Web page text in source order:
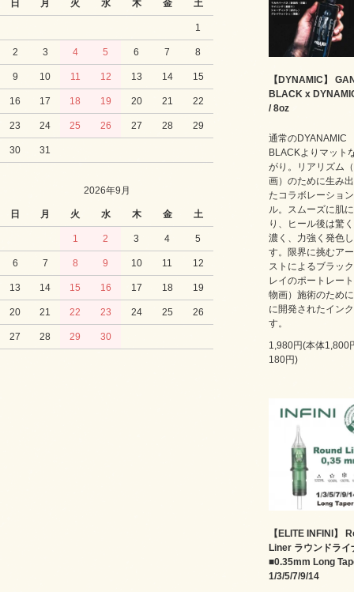
日 月 火 水 木 金 土
1
2 3 4 5 6 7 8
9 10 11 12 13 14 15
16 17 18 19 20 21 22
23 24 25 26 27 28 29
30 31
2026年9月
日 月 火 水 木 金 土
1 2 3 4 5
6 7 8 9 10 11 12
13 14 15 16 17 18 19
20 21 22 23 24 25 26
27 28 29 30
【DYNAMIC】
BLACK x
/ 8oz
通常のDYANAMIC
BLACKよりマット
がり。リアリズム
画）のために生み
たコラボレーショ
ル。スムーズに肌
り、ヒール後は驚
濃く、力強く発色
す。限界に挑むア
ストによるブラッ
レイのポートレー
物画）施術のため
に開発されたイン
す。
1,980円(本体1,800
180円)
【ELITE INFINI】
Liner ラウンドライ
■0.35mm Long
1/3/5/7/9/14